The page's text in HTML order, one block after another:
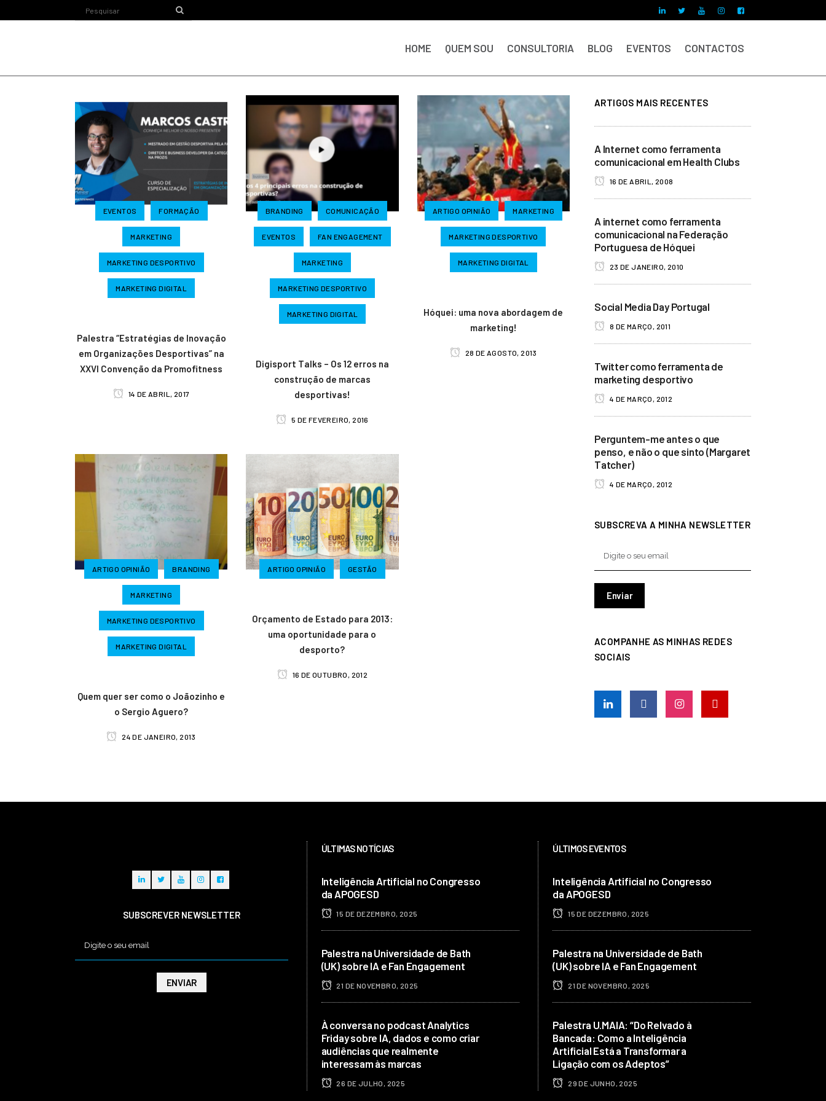
HOME QUEM SOU CONSULTORIA BLOG EVENTOS CONTACTOS
EVENTOS FORMAÇÃO
MARKETING
MARKETING DESPORTIVO
MARKETING DIGITAL
Palestra “Estratégias de Inovação
em Organizações Desportivas” na
XXVI Convenção da Promofitness
14 DE ABRIL, 2017
BRANDING COMUNICAÇÃO
EVENTOS FAN ENGAGEMENT
MARKETING
MARKETING DESPORTIVO
MARKETING DIGITAL
Digisport Talks – Os 12 erros na
construção de marcas
desportivas!
5 DE FEVEREIRO, 2016
ARTIGO OPINIÃO MARKETING
MARKETING DESPORTIVO
MARKETING DIGITAL
Hóquei: uma nova abordagem de
marketing!
28 DE AGOSTO, 2013
ARTIGO OPINIÃO BRANDING
MARKETING
MARKETING DESPORTIVO
MARKETING DIGITAL
Quem quer ser como o Joãozinho e
o Sergio Aguero?
24 DE JANEIRO, 2013
ARTIGO OPINIÃO GESTÃO
Orçamento de Estado para 2013:
uma oportunidade para o
desporto?
16 DE OUTUBRO, 2012
ARTIGOS MAIS RECENTES
A Internet como ferramenta
comunicacional em Health Clubs
16 DE ABRIL, 2008
A internet como ferramenta
comunicacional na Federação
Portuguesa de Hóquei
23 DE JANEIRO, 2010
Social Media Day Portugal
8 DE MARÇO, 2011
Twitter como ferramenta de
marketing desportivo
4 DE MARÇO, 2012
Perguntem-me antes o que
penso, e não o que sinto (Margaret
Tatcher)
4 DE MARÇO, 2012
SUBSCREVA A MINHA NEWSLETTER
ACOMPANHE AS MINHAS REDES
SOCIAIS
SUBSCREVER NEWSLETTER
ÚLTIMAS NOTÍCIAS
Inteligência Artificial no Congresso
da APOGESD
15 DE DEZEMBRO, 2025
Palestra na Universidade de Bath
(UK) sobre IA e Fan Engagement
21 DE NOVEMBRO, 2025
À conversa no podcast Analytics
Friday sobre IA, dados e como criar
audiências que realmente
interessam às marcas
26 DE JULHO, 2025
ÚLTIMOS EVENTOS
Inteligência Artificial no Congresso
da APOGESD
15 DE DEZEMBRO, 2025
Palestra na Universidade de Bath
(UK) sobre IA e Fan Engagement
21 DE NOVEMBRO, 2025
Palestra U.MAIA: “Do Relvado à
Bancada: Como a Inteligência
Artificial Está a Transformar a
Ligação com os Adeptos”
29 DE JUNHO, 2025